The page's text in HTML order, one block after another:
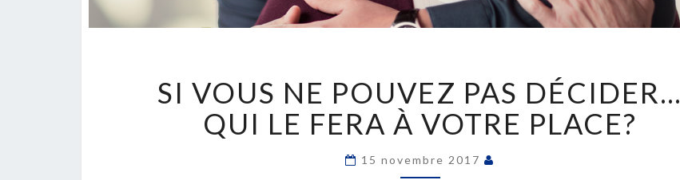
VOUS
NE
POUVEZ
DÉCIDER…
SI VOUS NE POUVEZ PAS DÉCIDER…
QUI LE FERA À VOTRE PLACE?
15 novembre 2017